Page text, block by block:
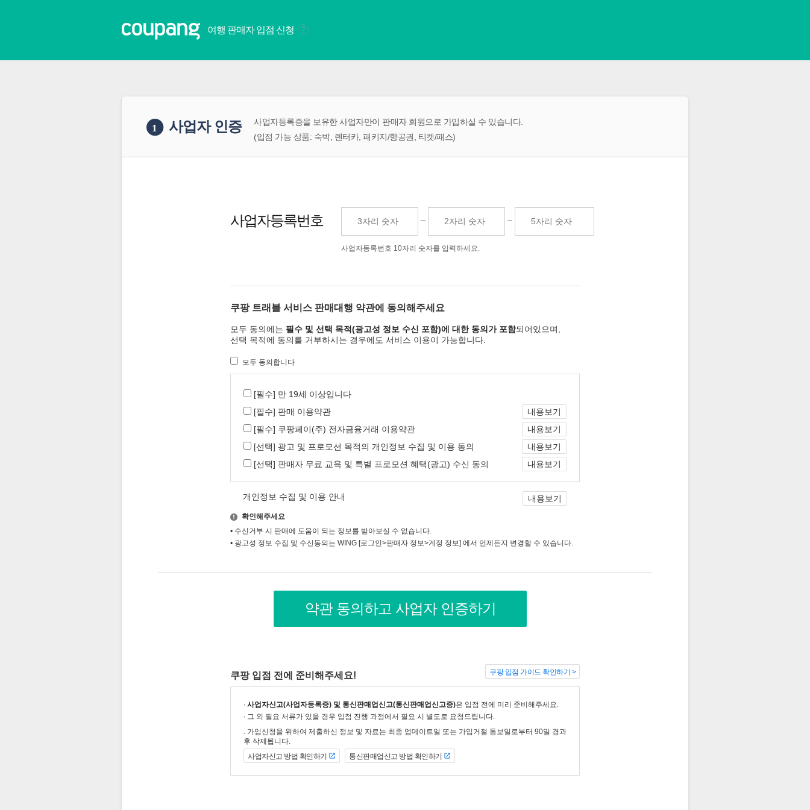
여행 판매자 입점 신청
1 사업자 인증
사업자등록증을 보유한 사업자만이 판매자 회원으로 가입하실 수 있습니다.
(입점 가능 상품: 숙박, 렌터카, 패키지/항공권, 티켓/패스)
사업자등록번호
사업자등록번호 10자리 숫자를 입력하세요.
쿠팡 트래블 서비스 판매대행 약관에 동의해주세요
모두 동의에는 필수 및 선택 목적(광고성 정보 수신 포함)에 대한 동의가 포함되어있으며,
선택 목적에 동의를 거부하시는 경우에도 서비스 이용이 가능합니다.
모두 동의합니다
[필수] 만 19세 이상입니다
[필수] 판매 이용약관
내용보기
[필수] 쿠팡페이(주) 전자금융거래 이용약관
내용보기
[선택] 광고 및 프로모션 목적의 개인정보 수집 및 이용 동의
내용보기
[선택] 판매자 무료 교육 및 특별 프로모션 혜택(광고) 수신 동의
내용보기
개인정보 수집 및 이용 안내 내용보기
확인해주세요
• 수신거부 시 판매에 도움이 되는 정보를 받아보실 수 없습니다.
• 광고성 정보 수집 및 수신동의는 WING [로그인>판매자 정보>계정 정보] 에서 언제든지 변경할 수 있습니다.
약관 동의하고 사업자 인증하기
쿠팡 입점 전에 준비해주세요! 쿠팡 입점 가이드 확인하기 >
∙ 사업자신고(사업자등록증) 및 통신판매업신고(통신판매업신고증)은 입점 전에 미리 준비해주세요.
∙ 그 외 필요 서류가 있을 경우 입점 진행 과정에서 필요 시 별도로 요청드립니다.
. 가입신청을 위하여 제출하신 정보 및 자료는 최종 업데이트일 또는 가입거절 통보일로부터 90일 경과
후 삭제됩니다.
사업자신고 방법 확인하기
통신판매업신고 방법 확인하기